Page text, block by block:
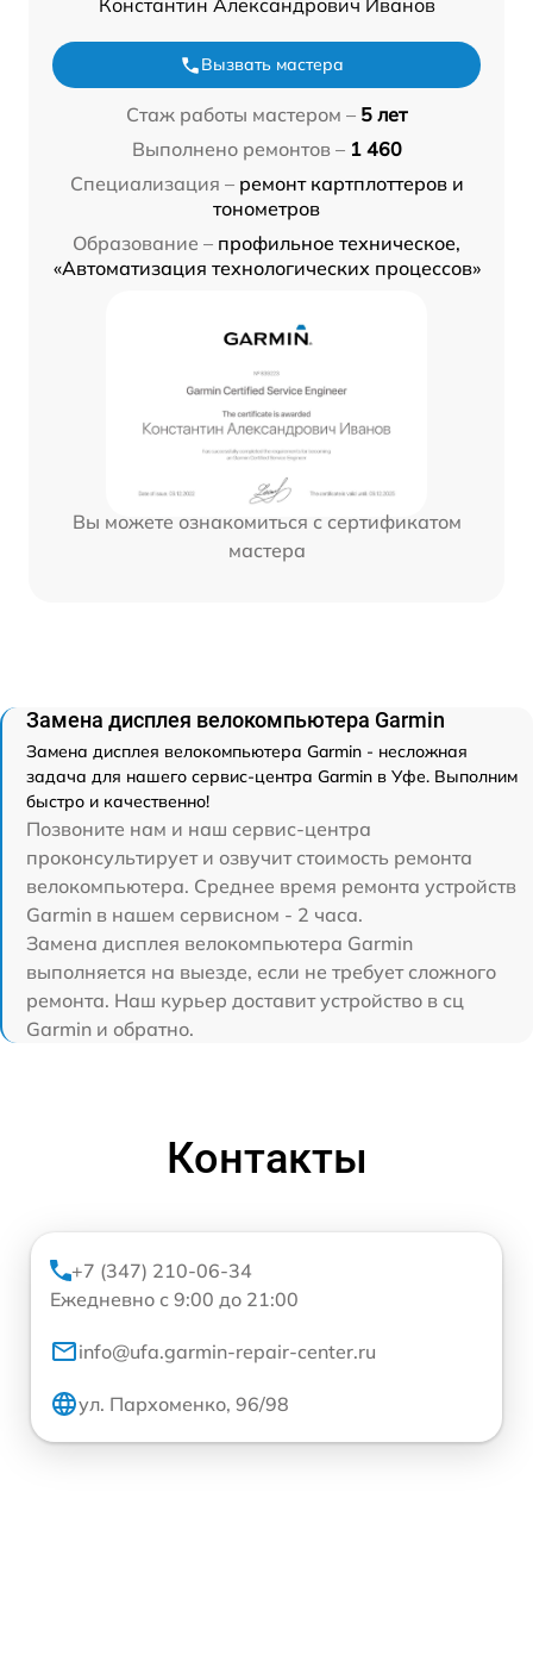
Константин Александрович Иванов
Вызвать мастера
Стаж работы мастером – 5 лет
Выполнено ремонтов – 1 460
Специализация – ремонт картплоттеров и
тонометров
Образование – профильное техническое,
«Автоматизация технологических процессов»
Вы можете ознакомиться с сертификатом
мастера
Замена дисплея велокомпьютера Garmin
Замена дисплея велокомпьютера Garmin - несложная
задача для нашего сервис-центра Garmin в Уфе. Выполним
быстро и качественно!
Позвоните нам и наш сервис-центра
проконсультирует и озвучит стоимость ремонта
велокомпьютера. Среднее время ремонта устройств
Garmin в нашем сервисном - 2 часа.
Замена дисплея велокомпьютера Garmin
выполняется на выезде, если не требует сложного
ремонта. Наш курьер доставит устройство в сц
Garmin и обратно.
Контакты
+7 (347) 210-06-34
Ежедневно с 9:00 до 21:00
info@ufa.garmin-repair-center.ru
ул. Пархоменко, 96/98